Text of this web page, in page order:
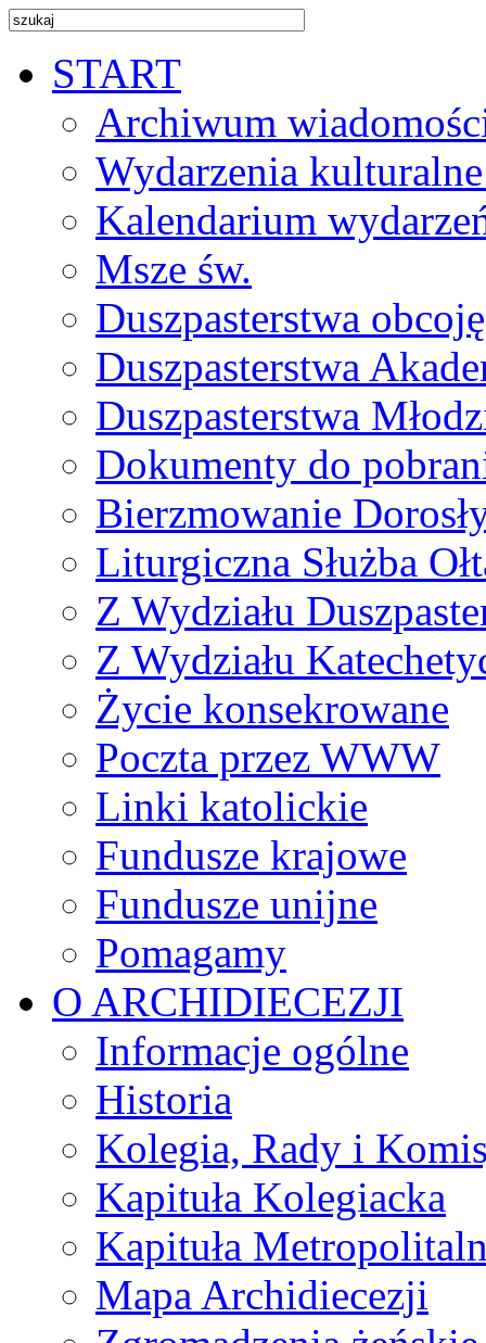
START
Archiwum
Wydarzenia
Kalendarium
Msze św.
Duszpasterstwa
Duszpasterstwa
Duszpasterstwa
Dokumenty do
Bierzmowanie
Liturgiczna Służba
Z Wydziału
Z Wydziału
Życie konsekrowane
Poczta przez WWW
Linki katolickie
Fundusze krajowe
Fundusze unijne
Pomagamy
O ARCHIDIECEZJI
Informacje ogólne
Historia
Kolegia, Rady i
Kapituła Kolegiacka
Kapituła
Mapa Archidiecezji